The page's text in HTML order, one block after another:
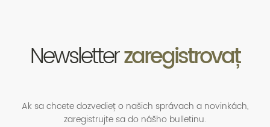
Newsletterzaregistrovať
Ak sa chcete dozvedieť o našich správach a novinkách,
zaregistrujte sa do nášho bulletinu.